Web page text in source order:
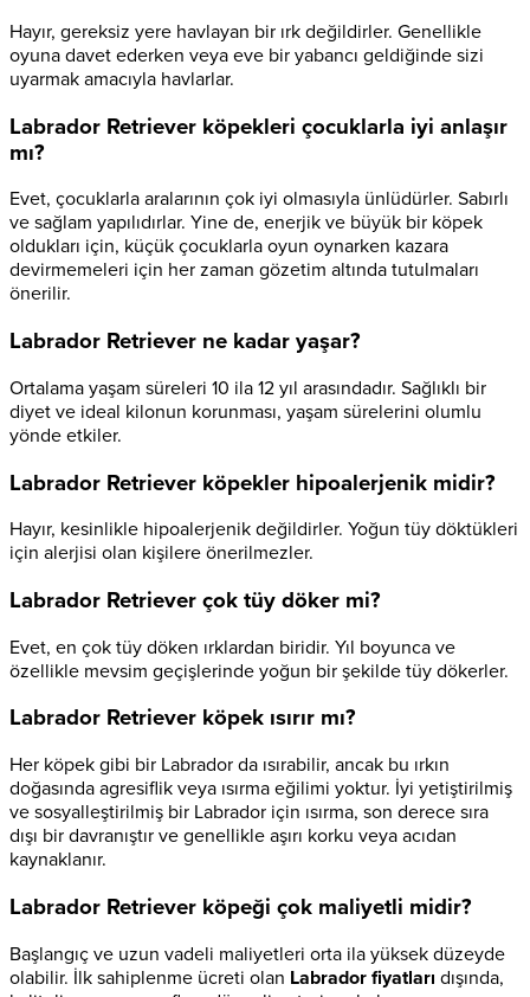
Hayır, gereksiz yere havlayan bir ırk değildirler. Genellikle
oyuna davet ederken veya eve bir yabancı geldiğinde sizi
uyarmak amacıyla havlarlar.
Labrador Retriever köpekleri çocuklarla iyi anlaşır
mı?
Evet, çocuklarla aralarının çok iyi olmasıyla ünlüdürler. Sabırlı
ve sağlam yapılıdırlar. Yine de, enerjik ve büyük bir köpek
oldukları için, küçük çocuklarla oyun oynarken kazara
devirmemeleri için her zaman gözetim altında tutulmaları
önerilir.
Labrador Retriever ne kadar yaşar?
Ortalama yaşam süreleri 10 ila 12 yıl arasındadır. Sağlıklı bir
diyet ve ideal kilonun korunması, yaşam sürelerini olumlu
yönde etkiler.
Labrador Retriever köpekler hipoalerjenik midir?
Hayır, kesinlikle hipoalerjenik değildirler. Yoğun tüy döktükleri
için alerjisi olan kişilere önerilmezler.
Labrador Retriever çok tüy döker mi?
Evet, en çok tüy döken ırklardan biridir. Yıl boyunca ve
özellikle mevsim geçişlerinde yoğun bir şekilde tüy dökerler.
Labrador Retriever köpek ısırır mı?
Her köpek gibi bir Labrador da ısırabilir, ancak bu ırkın
doğasında agresiflik veya ısırma eğilimi yoktur. İyi yetiştirilmiş
ve sosyalleştirilmiş bir Labrador için ısırma, son derece sıra
dışı bir davranıştır ve genellikle aşırı korku veya acıdan
kaynaklanır.
Labrador Retriever köpeği çok maliyetli midir?
Başlangıç ve uzun vadeli maliyetleri orta ila yüksek düzeyde
olabilir. İlk sahiplenme ücreti olan Labrador fiyatları dışında,